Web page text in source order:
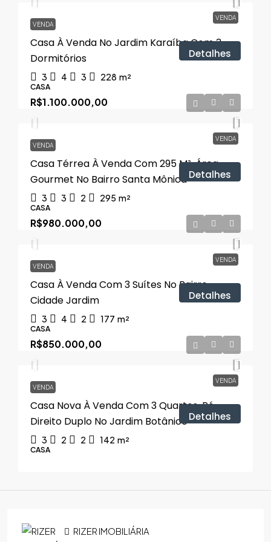
VENDA
VENDA
Casa À Venda No Jardim Karaíba Com 3
Dormitórios
3 4 3 228 m²
CASA
Detalhes
VENDA
R$1.100.000,00
VENDA
Casa Térrea À Venda Com 295 M², Área
Gourmet No Bairro Santa Mônica
3 3 2 295 m²
CASA
Detalhes
VENDA
R$980.000,00
VENDA
Casa À Venda Com 3 Suítes No Bairro
Cidade Jardim
3 4 2 177 m²
CASA
Detalhes
VENDA
R$850.000,00
VENDA
Casa Nova À Venda Com 3 Quartos, Pé-
Direito Duplo No Jardim Botânico
3 2 2 142 m²
CASA
Detalhes
RIZER IMOBILIÁRIA